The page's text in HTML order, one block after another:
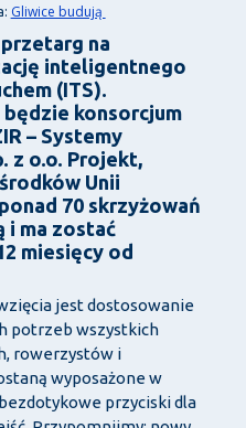
Gliwice budują
na
inteligentnego
(ITS).
konsorcjum
– Systemy
z o.o. Projekt,
Unii
70 skrzyżowań
i ma zostać
miesięcy od
jest dostosowanie
potrzeb wszystkich
rowerzystów i
wyposażone w
przyciski dla